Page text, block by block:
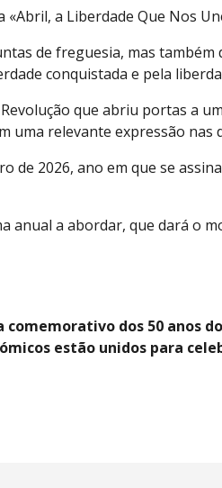
a Liberdade Que Nos
de freguesia, mas
conquistada e pela
que abriu portas a
relevante expressão nas
2026, ano em que se
anual a abordar, que dará o
dos 50 anos
estão unidos para